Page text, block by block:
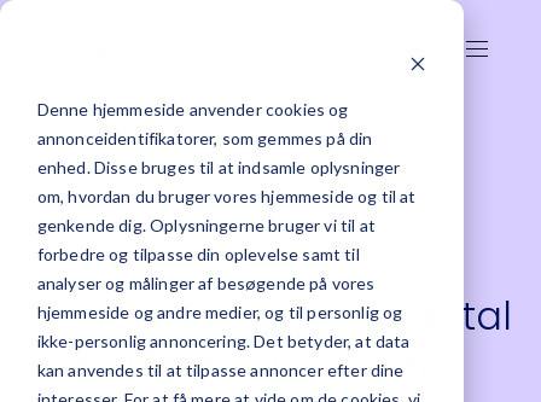
Denne hjemmeside anvender cookies og
annonceidentifikatorer, som gemmes på din
enhed. Disse bruges til at indsamle oplysninger
om, hvordan du bruger vores hjemmeside og til at
genkende dig. Oplysningerne bruger vi til at
forbedre og tilpasse din oplevelse samt til
analyser og målinger af besøgende på vores
hjemmeside og andre medier, og til personlig og
ikke-personlig annoncering. Det betyder, at data
kan anvendes til at tilpasse annoncer efter dine
AI i ERP: Når dit ERP-
system ikke bare viser tal
– men forklarer dem